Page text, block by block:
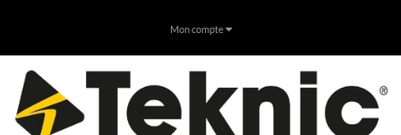
Mon compte